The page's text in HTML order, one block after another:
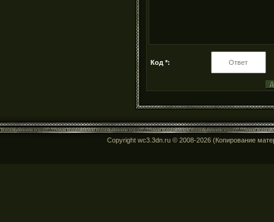
Код *:
Copyright wc3.3dn.ru © 2008-2026 (Копирование